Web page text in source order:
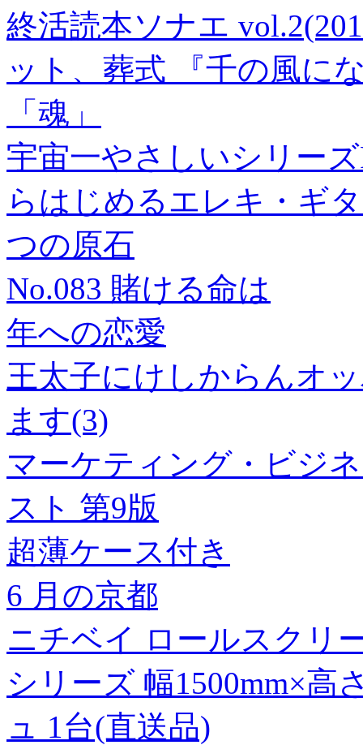
終活読本ソナエ
ット、葬式 『千の風に
「魂」
宇宙一やさしいシリーズ
らはじめるエレキ・ギ
つの原石
No.083 賭ける命は
年への恋愛
王太子にけしからんオ
ます(3)
マーケティング・ビジ
スト 第9版
超薄ケース付き
6 月の京都
ニチベイ ロールスクリ
シリーズ 幅1500mm×高
ュ 1台(直送品)